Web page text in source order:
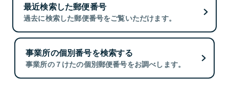
最近検索した郵便番号
過去に検索した郵便番号をご覧いただけます。
事業所の個別番号を検索する
事業所の７けたの個別郵便番号をお調べします。